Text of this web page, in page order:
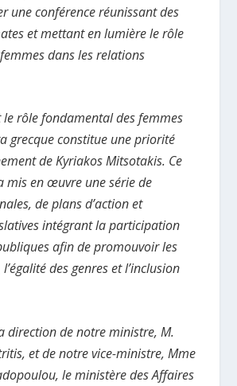
une conférence réunissant des
et mettant en lumière le rôle
dans les relations
rôle fondamental des femmes
grecque constitue une priorité
de Kyriakos Mitsotakis. Ce
mis en œuvre une série de
de plans d’action et
intégrant la participation
afin de promouvoir les
des genres et l’inclusion
direction de notre ministre, M.
et de notre vice-ministre, Mme
le ministère des Affaires